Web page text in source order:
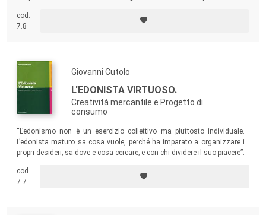
design: il «nuovo» design italiano, il progetto in Toscana, il design al
femminile.
cod.
7.8
Giovanni Cutolo
L'EDONISTA VIRTUOSO.
Creatività mercantile e Progetto di
consumo
“L’edonismo non è un esercizio collettivo ma piuttosto individuale.
L’edonista maturo sa cosa vuole, perché ha imparato a organizzare i
propri desideri; sa dove e cosa cercare; e con chi dividere il suo piacere”.
di questo libro non si è soltanto attualizzato nella realtà dei consumi
contemporanei, ma rappresenta un modello ancora valido e
cod.
7.7